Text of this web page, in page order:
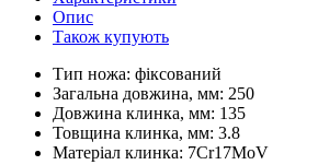
Опис
Також купують
Тип ножа: фіксований
Загальна довжина, мм: 250
Довжина клинка, мм: 135
Товщина клинка, мм: 3.8
Матеріал клинка: 7Cr17MoV